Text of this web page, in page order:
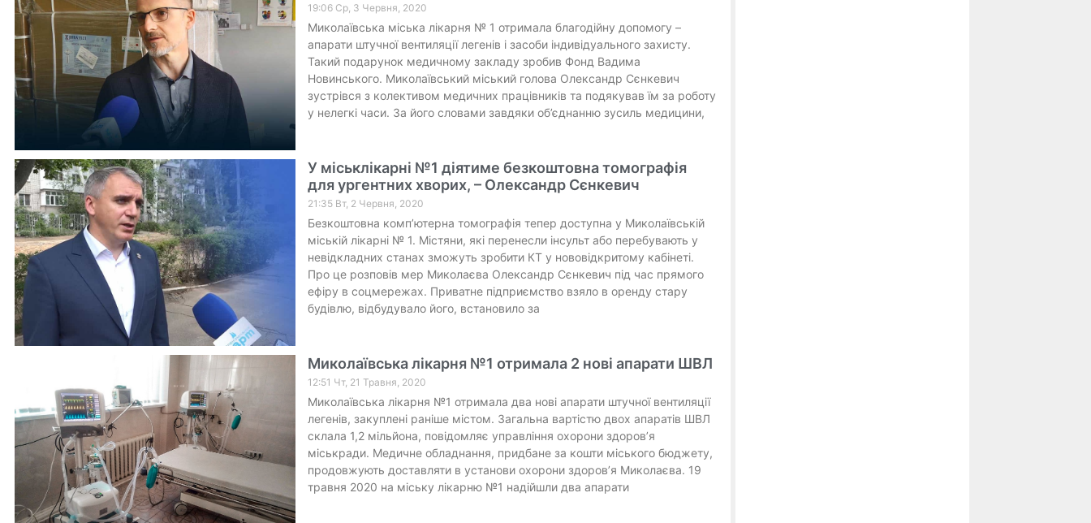
19:06 Ср, 3 Червня, 2020
Миколаївська міська лікарня № 1 отримала благодійну допомогу –
апарати штучної вентиляції легенів і засоби індивідуального захисту.
Такий подарунок медичному закладу зробив Фонд Вадима
Новинського. Миколаївський міський голова Олександр Сєнкевич
зустрівся з колективом медичних працівників та подякував їм за роботу
у нелегкі часи. За його словами завдяки об’єднанню зусиль медицини,
У міськлікарні №1 діятиме безкоштовна томографія
для ургентних хворих, – Олександр Сєнкевич
21:35 Вт, 2 Червня, 2020
Безкоштовна комп’ютерна томографія тепер доступна у Миколаївській
міській лікарні № 1. Містяни, які перенесли інсульт або перебувають у
невідкладних станах зможуть зробити КТ у нововідкритому кабінеті.
Про це розповів мер Миколаєва Олександр Сєнкевич під час прямого
ефіру в соцмережах. Приватне підприємство взяло в оренду стару
будівлю, відбудувало його, встановило за
Миколаївська лікарня №1 отримала 2 нові апарати ШВЛ
12:51 Чт, 21 Травня, 2020
Миколаївська лікарня №1 отримала два нові апарати штучної вентиляції
легенів, закуплені раніше містом. Загальна вартістю двох апаратів ШВЛ
склала 1,2 мільйона, повідомляє управління охорони здоров’я
міськради. Медичне обладнання, придбане за кошти міського бюджету,
продовжують доставляти в установи охорони здоров’я Миколаєва. 19
травня 2020 на міську лікарню №1 надійшли два апарати